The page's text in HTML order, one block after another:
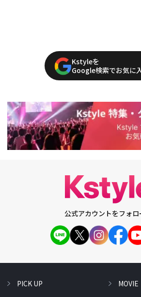
Kstyleを
Google検索でお気に
公式アカウントをフォロ
PICK UP MOVIE